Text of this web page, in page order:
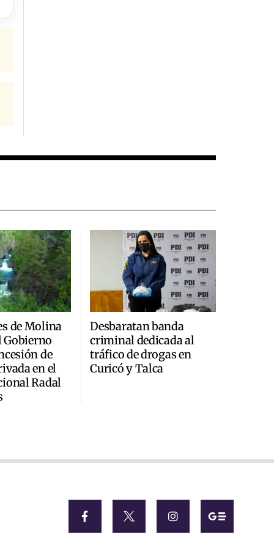
de Molina
de
en el
Radal
Desbaratan banda
criminal dedicada al
tráfico de drogas en
Curicó y Talca